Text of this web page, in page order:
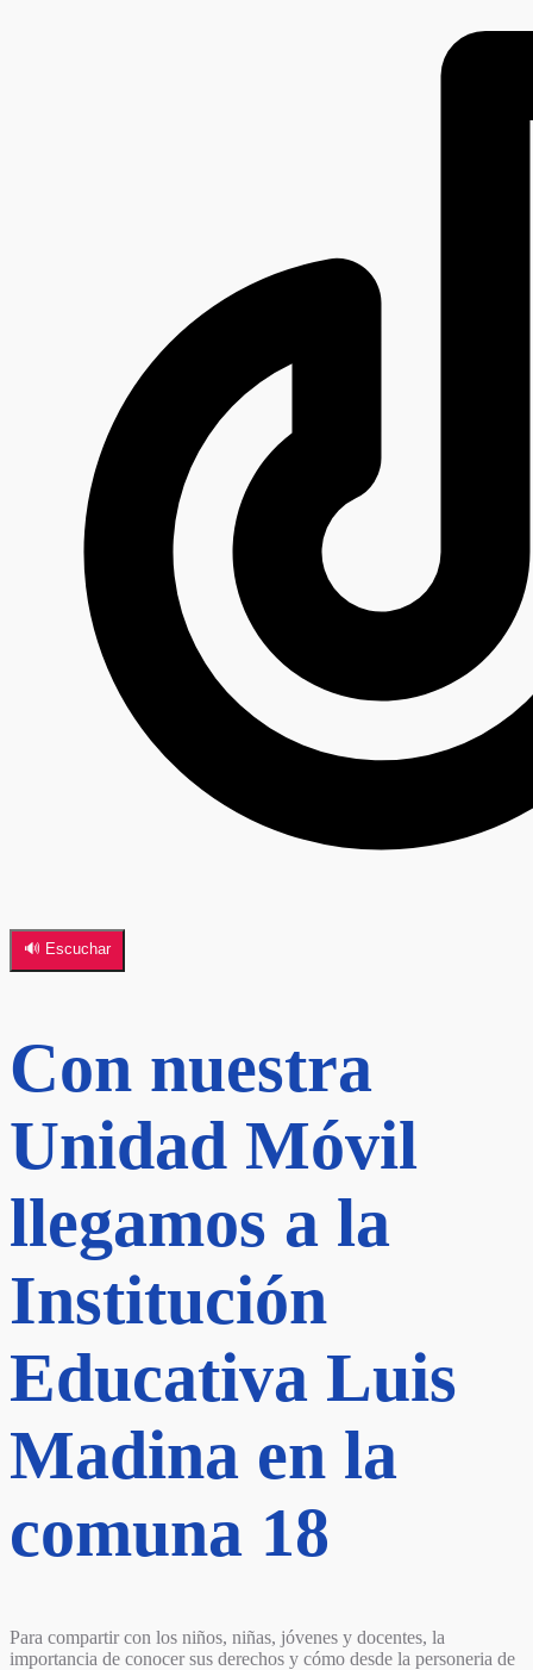
🔊 Escuchar
Con nuestra
Unidad Móvil
llegamos a la
Institución
Educativa Luis
Madina en la
comuna 18
Para compartir con los niños, niñas, jóvenes y docentes, la
importancia de conocer sus derechos y cómo desde la personeria de